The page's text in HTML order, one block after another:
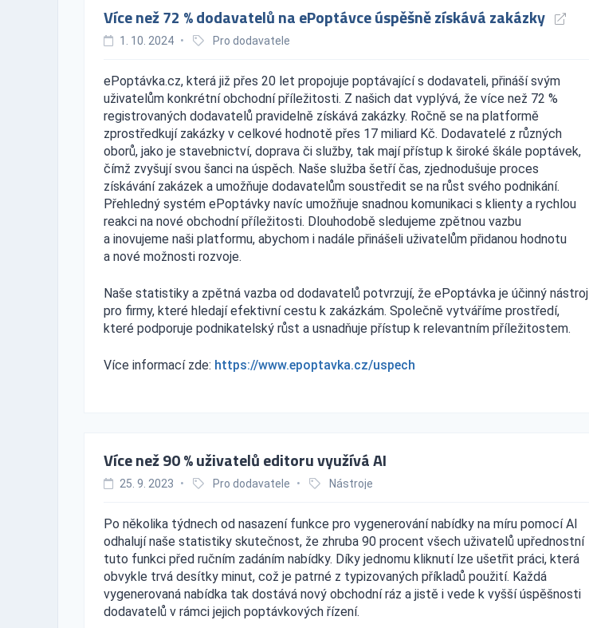
Více než 72 % dodavatelů na ePoptávce úspěšně získává zakázky
1. 10. 2024 • Pro dodavatele
ePoptávka.cz, která již přes 20 let propojuje poptávající s dodavateli, přináší svým
uživatelům konkrétní obchodní příležitosti. Z našich dat vyplývá, že více než 72 %
registrovaných dodavatelů pravidelně získává zakázky. Ročně se na platformě
zprostředkují zakázky v celkové hodnotě přes 17 miliard Kč. Dodavatelé z různých
oborů, jako je stavebnictví, doprava či služby, tak mají přístup k široké škále poptávek,
čímž zvyšují svou šanci na úspěch. Naše služba šetří čas, zjednodušuje proces
získávání zakázek a umožňuje dodavatelům soustředit se na růst svého podnikání.
Přehledný systém ePoptávky navíc umožňuje snadnou komunikaci s klienty a rychlou
reakci na nové obchodní příležitosti. Dlouhodobě sledujeme zpětnou vazbu
a inovujeme naši platformu, abychom i nadále přinášeli uživatelům přidanou hodnotu
a nové možnosti rozvoje.
Naše statistiky a zpětná vazba od dodavatelů potvrzují, že ePoptávka je účinný nástroj
pro firmy, které hledají efektivní cestu k zakázkám. Společně vytváříme prostředí,
které podporuje podnikatelský růst a usnadňuje přístup k relevantním příležitostem.
Více informací zde: https://www.epoptavka.cz/uspech
Více než 90 % uživatelů editoru využívá AI
25. 9. 2023 • Pro dodavatele • Nástroje
Po několika týdnech od nasazení funkce pro vygenerování nabídky na míru pomocí AI
odhalují naše statistiky skutečnost, že zhruba 90 procent všech uživatelů upřednostní
tuto funkci před ručním zadáním nabídky. Díky jednomu kliknutí lze ušetřit práci, která
obvykle trvá desítky minut, což je patrné z typizovaných příkladů použití. Každá
vygenerovaná nabídka tak dostává nový obchodní ráz a jistě i vede k vyšší úspěšnosti
dodavatelů v rámci jejich poptávkových řízení.